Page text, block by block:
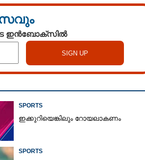
ഇൻബോക്സിൽ
SPORTS
ഇക്കുറിയെങ്കിലും റോയലാകണം
SPORTS